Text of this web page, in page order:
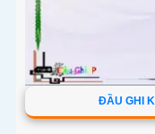
ĐẦU GHI